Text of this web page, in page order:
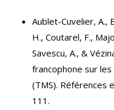
Aublet-Cuvelier, A.,
H., Coutarel, F.,
Savescu, A., &
francophone sur
(TMS). Références
111.